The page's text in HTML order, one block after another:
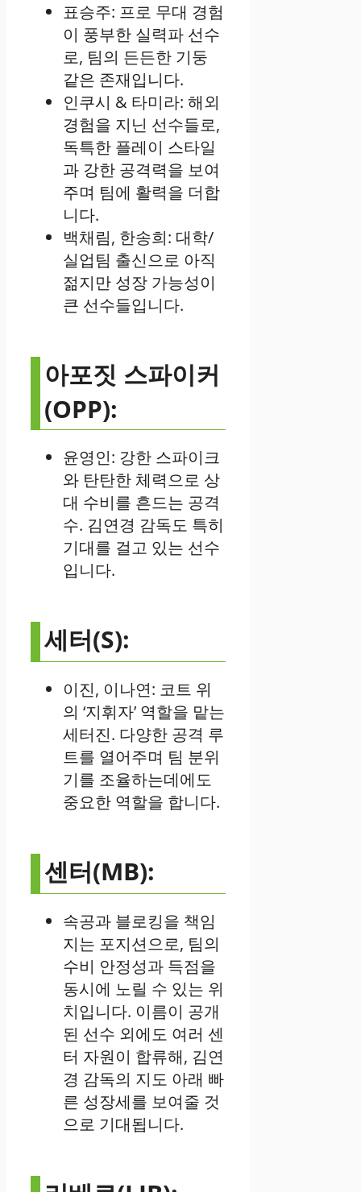
표승주: 프로 무대 경험
이 풍부한 실력파 선수
로, 팀의 든든한 기둥
같은 존재입니다.
인쿠시 & 타미라: 해외
경험을 지닌 선수들로,
독특한 플레이 스타일
과 강한 공격력을 보여
주며 팀에 활력을 더합
니다.
백채림, 한송희: 대학/
실업팀 출신으로 아직
젊지만 성장 가능성이
큰 선수들입니다.
아포짓 스파이커
(OPP):
윤영인: 강한 스파이크
와 탄탄한 체력으로 상
대 수비를 흔드는 공격
수. 김연경 감독도 특히
기대를 걸고 있는 선수
입니다.
세터(S):
이진, 이나연: 코트 위
의 ‘지휘자’ 역할을 맡는
세터진. 다양한 공격 루
트를 열어주며 팀 분위
기를 조율하는데에도
중요한 역할을 합니다.
센터(MB):
속공과 블로킹을 책임
지는 포지션으로, 팀의
수비 안정성과 득점을
동시에 노릴 수 있는 위
치입니다. 이름이 공개
된 선수 외에도 여러 센
터 자원이 합류해, 김연
경 감독의 지도 아래 빠
른 성장세를 보여줄 것
으로 기대됩니다.